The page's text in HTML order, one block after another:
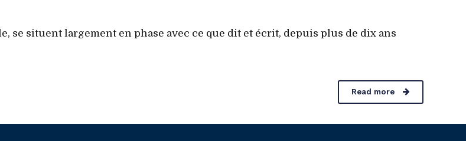
se situent largement en phase avec ce que dit et écrit, depuis plus de dix ans
Read more